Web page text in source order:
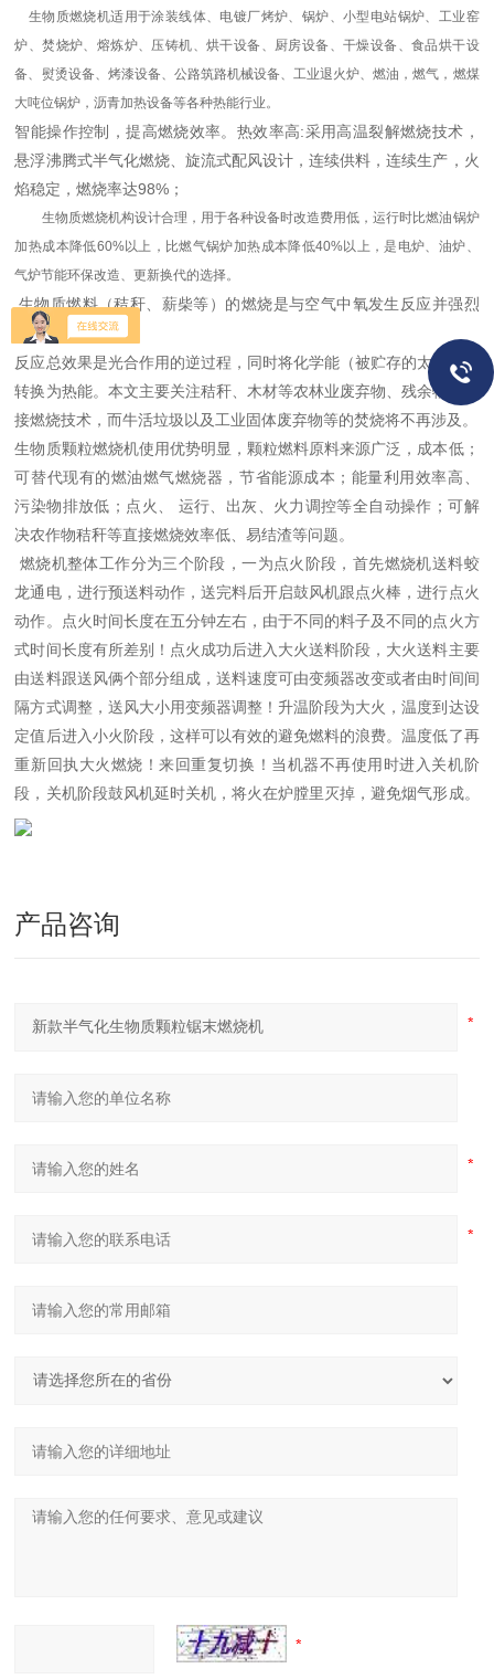
生物质燃烧机适用于涂装线体、电镀厂烤炉、锅炉、小型电站锅炉、工业窑
炉、焚烧炉、熔炼炉、压铸机、烘干设备、厨房设备、干燥设备、食品烘干设
备、熨烫设备、烤漆设备、公路筑路机械设备、工业退火炉、燃油，燃气，燃煤
大吨位锅炉，沥青加热设备等各种热能行业。
智能操作控制，提高燃烧效率。热效率高:采用高温裂解燃烧技术，
悬浮沸腾式半气化燃烧、旋流式配风设计，连续供料，连续生产，火
焰稳定，燃烧率达98%；
生物质燃烧机构设计合理，用于各种设备时改造费用低，运行时比燃油锅炉
加热成本降低60%以上，比燃气锅炉加热成本降低40%以上，是电炉、油炉、
气炉节能环保改造、更新换代的选择。
生物质燃料（秸秆、薪柴等）的燃烧是与空气中氧发生反应并强烈
放热的化学反应。
反应总效果是光合作用的逆过程，同时将化学能（被贮存的太阳能）
转换为热能。本文主要关注秸秆、木材等农林业废弃物、残余物的直
接燃烧技术，而牛活垃圾以及工业固体废弃物等的焚烧将不再涉及。
生物质颗粒燃烧机使用优势明显，颗粒燃料原料来源广泛，成本低；
可替代现有的燃油燃气燃烧器，节省能源成本；能量利用效率高、
污染物排放低；点火、 运行、出灰、火力调控等全自动操作；可解
决农作物秸秆等直接燃烧效率低、易结渣等问题。
燃烧机整体工作分为三个阶段，一为点火阶段，首先燃烧机送料蛟
龙通电，进行预送料动作，送完料后开启鼓风机跟点火棒，进行点火
动作。点火时间长度在五分钟左右，由于不同的料子及不同的点火方
式时间长度有所差别！点火成功后进入大火送料阶段，大火送料主要
由送料跟送风俩个部分组成，送料速度可由变频器改变或者由时间间
隔方式调整，送风大小用变频器调整！升温阶段为大火，温度到达设
定值后进入小火阶段，这样可以有效的避免燃料的浪费。温度低了再
重新回执大火燃烧！来回重复切换！当机器不再使用时进入关机阶
段，关机阶段鼓风机延时关机，将火在炉膛里灭掉，避免烟气形成。
产品咨询